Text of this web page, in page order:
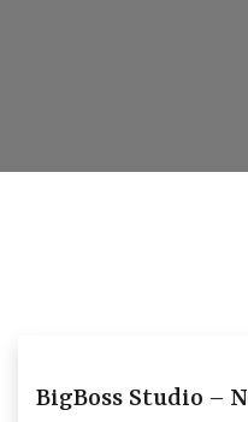
BigBoss Studio –